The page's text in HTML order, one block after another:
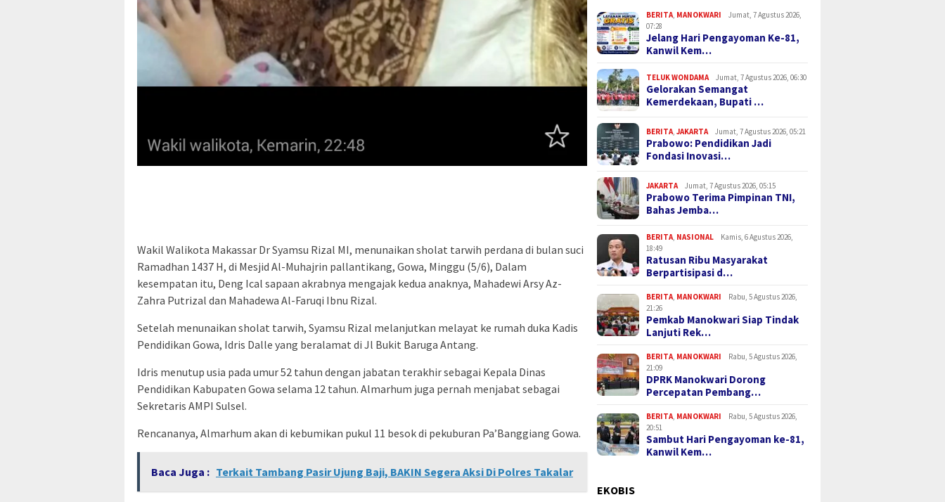
Wakil Walikota Makassar Dr Syamsu Rizal MI, menunaikan sholat tarwih perdana di bulan suci
Ramadhan 1437 H, di Mesjid Al-Muhajrin pallantikang, Gowa, Minggu (5/6), Dalam
kesempatan itu, Deng Ical sapaan akrabnya mengajak kedua anaknya, Mahadewi Arsy Az-
Zahra Putrizal dan Mahadewa Al-Faruqi Ibnu Rizal.
Setelah menunaikan sholat tarwih, Syamsu Rizal melanjutkan melayat ke rumah duka Kadis
Pendidikan Gowa, Idris Dalle yang beralamat di Jl Bukit Baruga Antang.
Idris menutup usia pada umur 52 tahun dengan jabatan terakhir sebagai Kepala Dinas
Pendidikan Kabupaten Gowa selama 12 tahun. Almarhum juga pernah menjabat sebagai
Sekretaris AMPI Sulsel.
Rencananya, Almarhum akan di kebumikan pukul 11 besok di pekuburan Pa’Banggiang Gowa.
Baca Juga : Terkait Tambang Pasir Ujung Baji, BAKIN Segera Aksi Di Polres Takalar
BERITA MANOKWARI
Jumat, 7 Agustus 2026,
07:28
Jelang Hari Pengayoman Ke-81,
Kanwil Kem…
TELUK WONDAMA Jumat, 7 Agustus 2026, 06:30
Gelorakan Semangat
Kemerdekaan, Bupati …
BERITA ,JAKARTA Jumat, 7 Agustus 2026, 05:21
Prabowo: Pendidikan Jadi
Fondasi Inovasi…
JAKARTA Jumat, 7 Agustus 2026, 05:15
Prabowo Terima Pimpinan TNI,
Bahas Jemba…
BERITA NASIONAL
Kamis, 6 Agustus 2026,
18:49
Ratusan Ribu Masyarakat
Berpartisipasi d…
BERITA MANOKWARI
Rabu, 5 Agustus 2026,
21:26
Pemkab Manokwari Siap Tindak
Lanjuti Rek…
BERITA MANOKWARI
Rabu, 5 Agustus 2026,
21:09
DPRK Manokwari Dorong
Percepatan Pembang…
BERITA MANOKWARI
Rabu, 5 Agustus 2026,
20:51
Sambut Hari Pengayoman ke-81,
Kanwil Kem…
EKOBIS